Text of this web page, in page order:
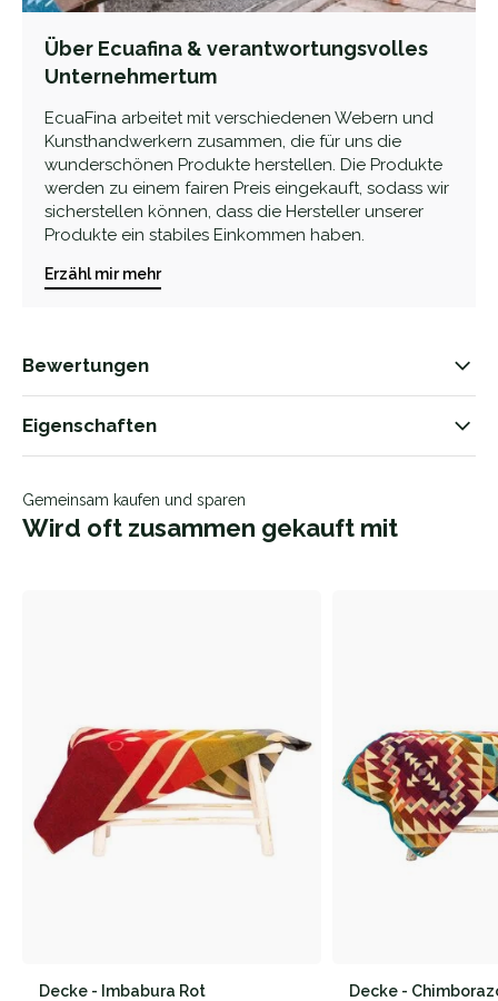
Über Ecuafina & verantwortungsvolles
Unternehmertum
EcuaFina arbeitet mit verschiedenen Webern und
Kunsthandwerkern zusammen, die für uns die
wunderschönen Produkte herstellen. Die Produkte
werden zu einem fairen Preis eingekauft, sodass wir
sicherstellen können, dass die Hersteller unserer
Produkte ein stabiles Einkommen haben.
Erzähl mir mehr
Bewertungen
Eigenschaften
Gemeinsam kaufen und sparen
Wird oft zusammen gekauft mit
Decke - Imbabura Rot Decke -